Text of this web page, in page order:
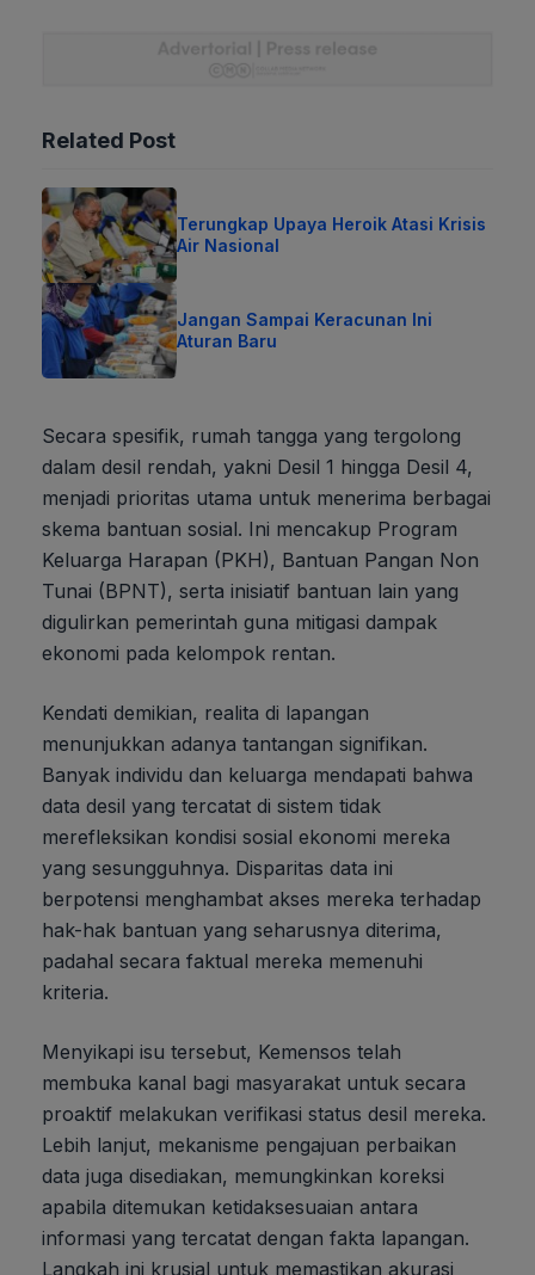
Related Post
Terungkap Upaya Heroik Atasi Krisis
Air Nasional
Jangan Sampai Keracunan Ini
Aturan Baru
Secara spesifik, rumah tangga yang tergolong
dalam desil rendah, yakni Desil 1 hingga Desil 4,
menjadi prioritas utama untuk menerima berbagai
skema bantuan sosial. Ini mencakup Program
Keluarga Harapan (PKH), Bantuan Pangan Non
Tunai (BPNT), serta inisiatif bantuan lain yang
digulirkan pemerintah guna mitigasi dampak
ekonomi pada kelompok rentan.
Kendati demikian, realita di lapangan
menunjukkan adanya tantangan signifikan.
Banyak individu dan keluarga mendapati bahwa
data desil yang tercatat di sistem tidak
merefleksikan kondisi sosial ekonomi mereka
yang sesungguhnya. Disparitas data ini
berpotensi menghambat akses mereka terhadap
hak-hak bantuan yang seharusnya diterima,
padahal secara faktual mereka memenuhi
kriteria.
Menyikapi isu tersebut, Kemensos telah
membuka kanal bagi masyarakat untuk secara
proaktif melakukan verifikasi status desil mereka.
Lebih lanjut, mekanisme pengajuan perbaikan
data juga disediakan, memungkinkan koreksi
apabila ditemukan ketidaksesuaian antara
informasi yang tercatat dengan fakta lapangan.
Langkah ini krusial untuk memastikan akurasi